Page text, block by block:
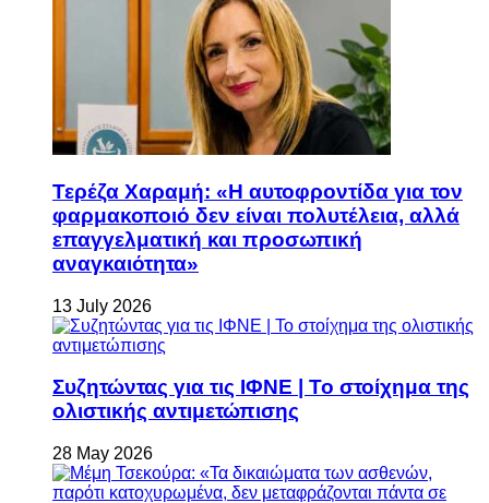
Τερέζα Χαραμή: «Η αυτοφροντίδα για τον
φαρμακοποιό δεν είναι πολυτέλεια, αλλά
επαγγελματική και προσωπική
αναγκαιότητα»
13 July 2026
Συζητώντας για τις ΙΦΝΕ | Το στοίχημα της
ολιστικής αντιμετώπισης
28 May 2026